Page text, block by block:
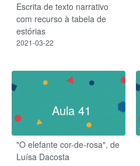
Escrita de texto narrativo
com recurso à tabela de
estórias
2021-03-22
Aula 41
"O elefante cor-de-rosa", de
Luísa Dacosta